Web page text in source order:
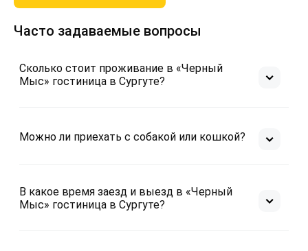
Часто задаваемые вопросы
Сколько стоит проживание в «Черный
Мыс» гостиница в Сургуте?
Можно ли приехать с собакой или кошкой?
В какое время заезд и выезд в «Черный
Мыс» гостиница в Сургуте?